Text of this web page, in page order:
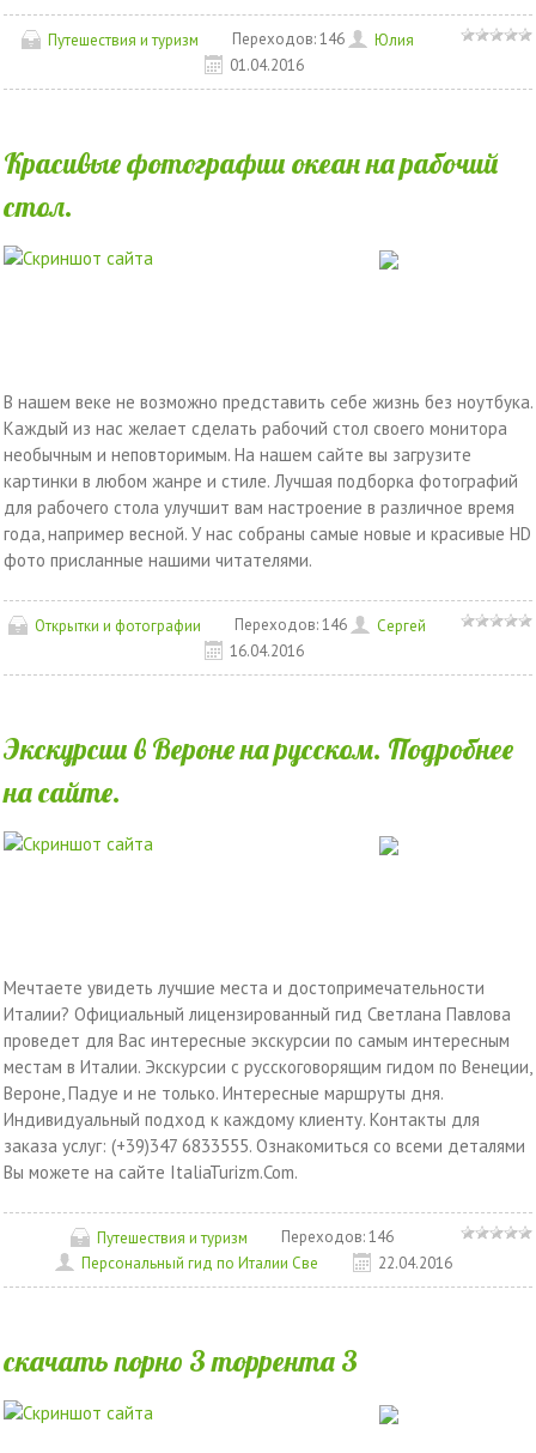
Путешествия и туризм Переходов: 146
Юлия
01.04.2016
Красивые фотографии океан на рабочий
стол.
В нашем веке не возможно представить себе жизнь без ноутбука.
Каждый из нас желает сделать рабочий стол своего монитора
необычным и неповторимым. На нашем сайте вы загрузите
картинки в любом жанре и стиле. Лучшая подборка фотографий
для рабочего стола улучшит вам настроение в различное время
года, например весной. У нас собраны самые новые и красивые HD
фото присланные нашими читателями.
Открытки и фотографии Переходов:146
Сергей
16.04.2016
Экскурсии в Вероне на русском. Подробнее
на сайте.
Мечтаете увидеть лучшие места и достопримечательности
Италии? Официальный лицензированный гид Светлана Павлова
проведет для Вас интересные экскурсии по самым интересным
местам в Италии. Экскурсии с русскоговорящим гидом по Венеции,
Вероне, Падуе и не только. Интересные маршруты дня.
Индивидуальный подход к каждому клиенту. Контакты для
заказа услуг: (+39)347 6833555. Ознакомиться со всеми деталями
Вы можете на сайте ItaliaTurizm.Com.
Путешествия и туризм Переходов:146
Персональный гид по Италии Све
22.04.2016
скачать порно 3 торрента 3